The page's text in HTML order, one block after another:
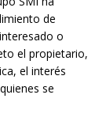
de
o
el propietario,
el interés
se